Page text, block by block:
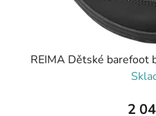
REIMA Dětské barefoot
2